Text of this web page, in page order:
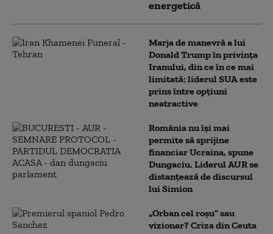
energetică
Marja de manevră a lui
Donald Trump în privința
Iranului, din ce în ce mai
limitată: liderul SUA este
prins între opțiuni
neatractive
România nu își mai
permite să sprijine
financiar Ucraina, spune
Dungaciu. Liderul AUR se
distanțează de discursul
lui Simion
„Orban cel roșu” sau
vizionar? Criza din Ceuta